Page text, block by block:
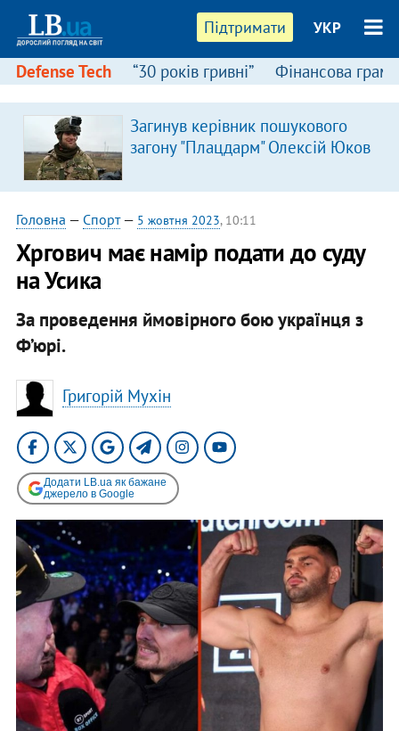
Підтримати УКР
Defense Tech “30 років гривні” Фінансова
Загинув керівник пошукового
загону "Плацдарм" Олексій Юков
Головна — Спорт— 5 жовтня 2023, 10:11
Хргович має намір подати до суду
на Усика
За проведення ймовірного бою українця з
Ф’юрі.
Григорій Мухін
Додати LB.ua як бажане
джерело в Google